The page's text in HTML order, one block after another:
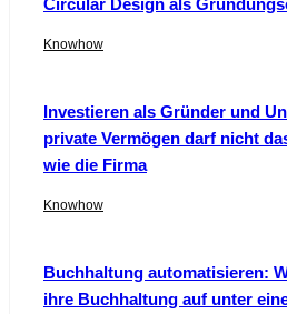
Circular Design als
Knowhow
Investieren als Gründer und
private Vermögen darf nicht
wie die Firma
Knowhow
Buchhaltung automatisieren:
ihre Buchhaltung auf unter